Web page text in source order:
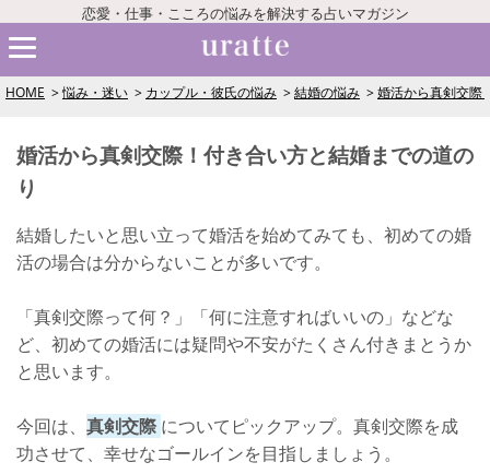
恋愛・仕事・こころの悩みを解決する占いマガジン
HOME 悩み・迷い カップル・彼氏の悩み 結婚の悩み 婚活から真剣交際
婚活から真剣交際！付き合い方と結婚までの道の
り
結婚したいと思い立って婚活を始めてみても、初めての婚
活の場合は分からないことが多いです。
「真剣交際って何？」「何に注意すればいいの」などな
ど、初めての婚活には疑問や不安がたくさん付きまとうか
と思います。
今回は、 真剣交際 についてピックアップ。真剣交際を成
功させて、幸せなゴールインを目指しましょう。